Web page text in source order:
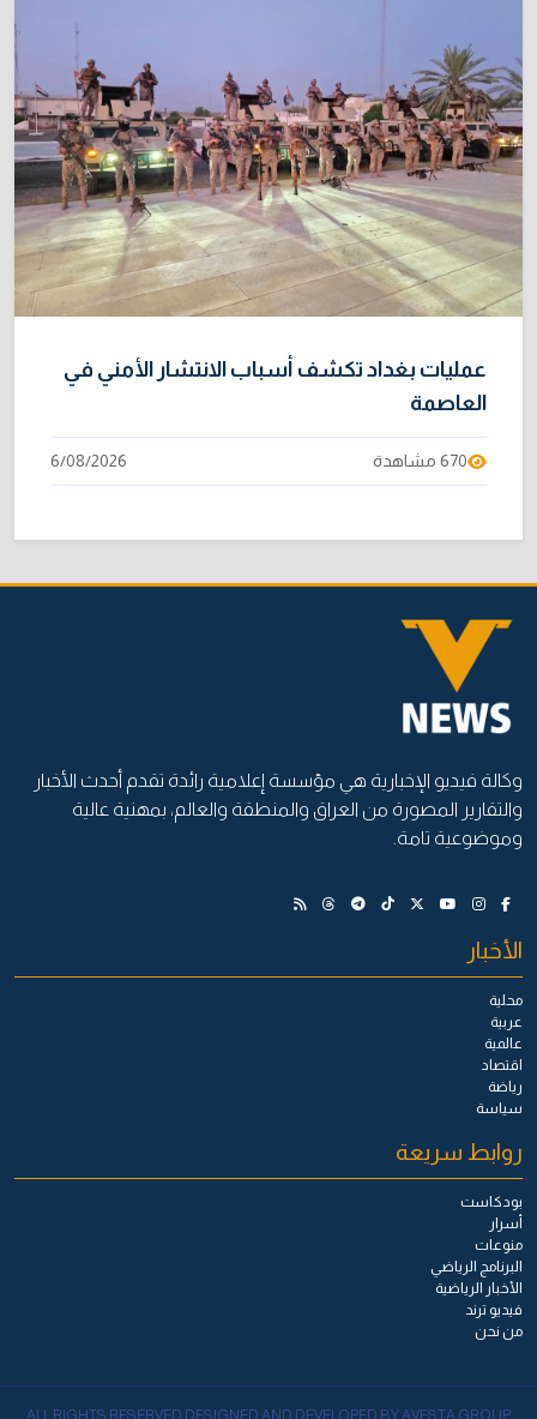
عمليات بغداد تكشف أسباب الانتشار الأمني في
العاصمة
670 مشاهدة 6/08/2026
وكالة فيديو الإخبارية هي مؤسسة إعلامية رائدة تقدم أحدث الأخبار
والتقارير المصورة من العراق والمنطقة والعالم، بمهنية عالية
وموضوعية تامة.
الأخبار
محلية
عربية
عالمية
اقتصاد
رياضة
سياسة
روابط سريعة
بودكاست
أسرار
منوعات
البرنامج الرياضي
الأخبار الرياضية
فيديو ترند
من نحن